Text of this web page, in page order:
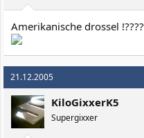
Amerikanische drossel !????
21.12.2005
KiloGixxerK5
Supergixxer